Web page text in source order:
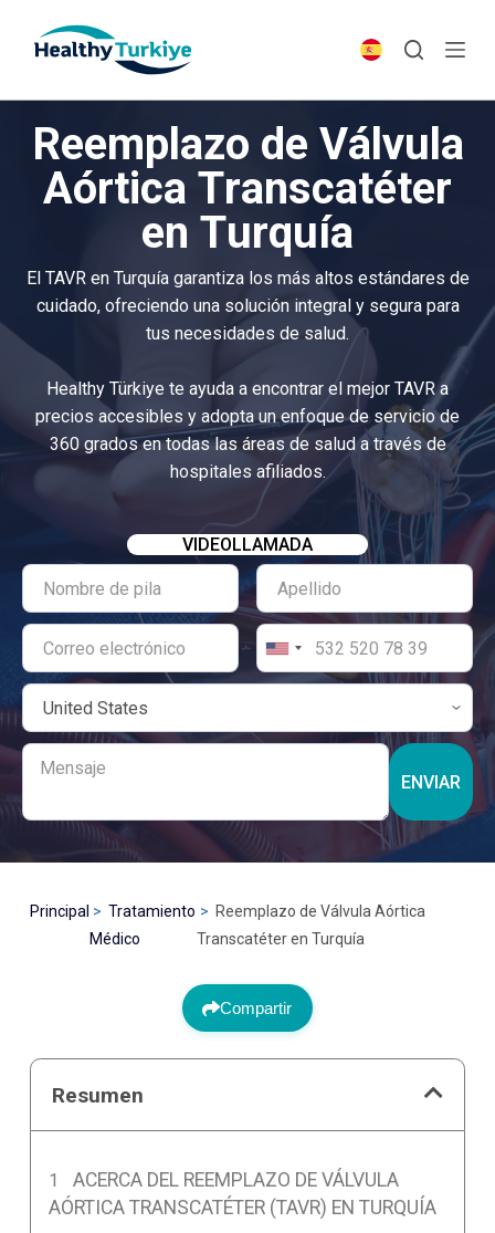
p
Reemplazo de Válvula
Aórtica Transcatéter
en Turquía
El TAVR en Turquía garantiza los más altos estándares de
cuidado, ofreciendo una solución integral y segura para
tus necesidades de salud.
Healthy Türkiye te ayuda a encontrar el mejor TAVR a
precios accesibles y adopta un enfoque de servicio de
360 grados en todas las áreas de salud a través de
hospitales afiliados.
VIDEOLLAMADA
ENVIAR
Principal
Tratamiento
Médico
Reemplazo de Válvula Aórtica
Transcatéter en Turquía
Compartir
Resumen
ACERCA DEL REEMPLAZO DE VÁLVULA
AÓRTICA TRANSCATÉTER (TAVR) EN TURQUÍA